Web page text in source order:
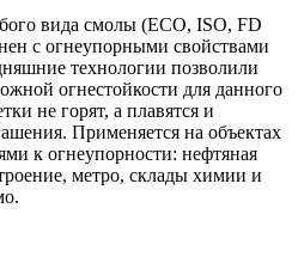
вида смолы (ECO, ISO, FD
с огнеупорными свойствами
технологии позволили
огнестойкости для данного
не горят, а плавятся и
Применяется на объектах
к огнеупорности: нефтяная
метро, склады химии и